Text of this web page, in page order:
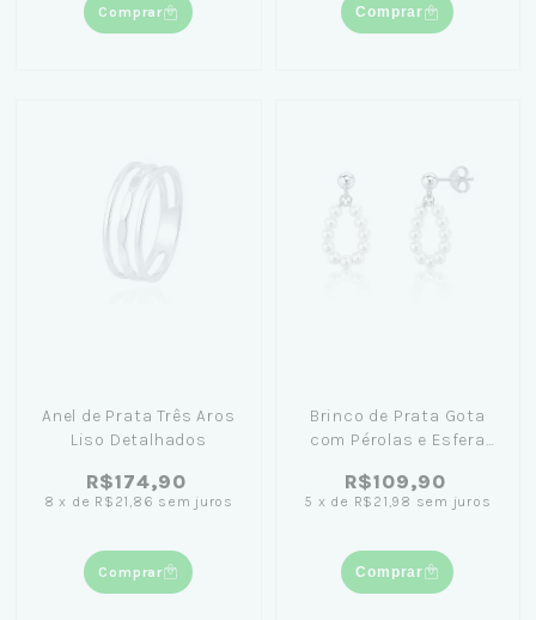
Comprar Comprar
Anel de Prata Três Aros
Liso Detalhados
R$174,90
8 x de R$21,86 sem juros
Comprar
Brinco de Prata Gota
com Pérolas e Esfera
R$109,90
5 x de R$21,98 sem juros
Comprar